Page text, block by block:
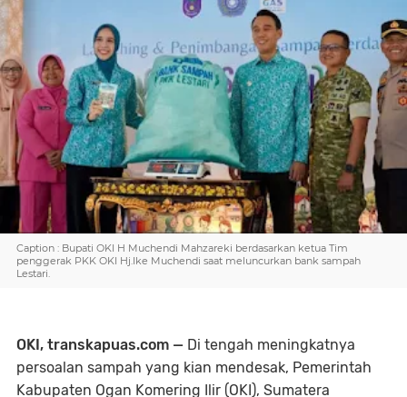
Caption : Bupati OKI H Muchendi Mahzareki berdasarkan ketua Tim
penggerak PKK OKI Hj.Ike Muchendi saat meluncurkan bank sampah
Lestari.
OKI, transkapuas.com — Di tengah meningkatnya
persoalan sampah yang kian mendesak, Pemerintah
Kabupaten Ogan Komering Ilir (OKI), Sumatera